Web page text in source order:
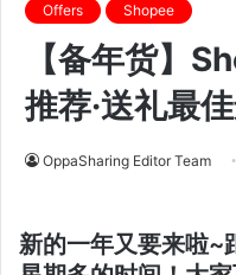
Offers Shopee
【备年货】
推荐·送礼最
OppaSharing Editor Team
新的一年又要来啦~